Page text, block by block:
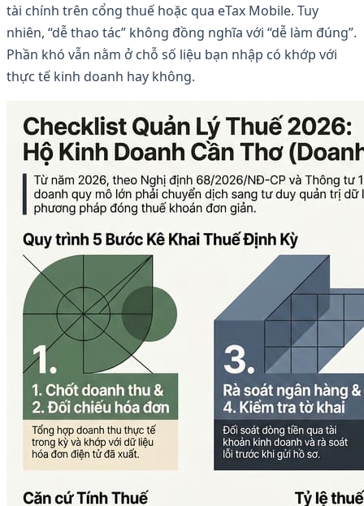
tài chính trên cổng thuế hoặc qua eTax Mobile. Tuy
nhiên, “dễ thao tác” không đồng nghĩa với “dễ làm đúng”.
Phần khó vẫn nằm ở chỗ số liệu bạn nhập có khớp với
thực tế kinh doanh hay không.